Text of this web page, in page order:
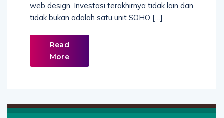
web design. Investasi terakhirnya tidak lain dan
tidak bukan adalah satu unit SOHO […]
Read
More